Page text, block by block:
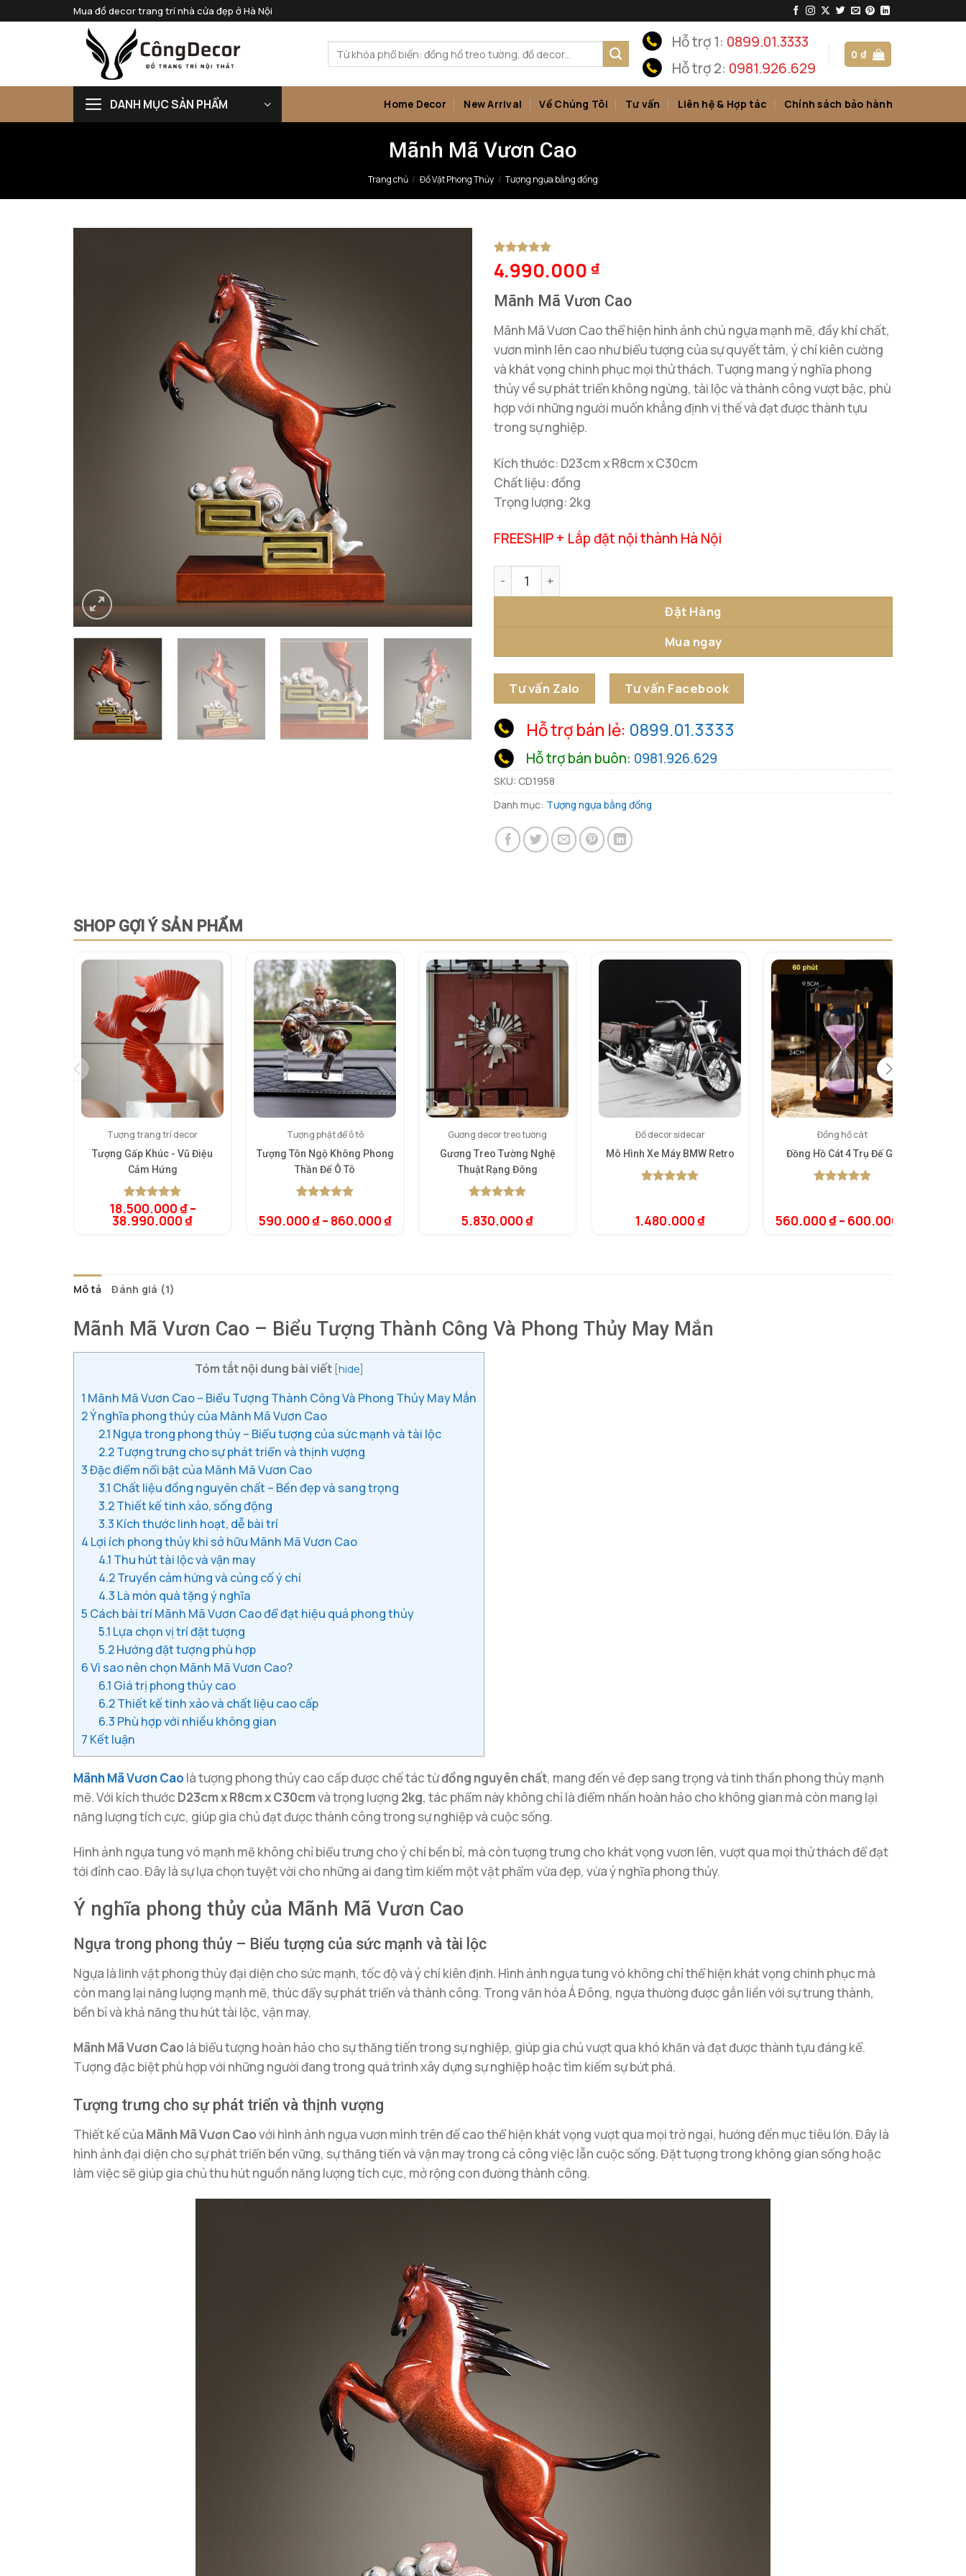
Mua đồ decor trang trí nhà cửa đẹp ở Hà Nội
kiếm:
Hỗ trợ 1: 0899.01.3333
Hỗ trợ 2: 0981.926.629
0₫
DANH MỤC SẢN PHẨM Home Decor New Arrival Về Chúng Tôi Tư vấn Liên hệ & Hợp tác Chính sách bảo hành
Mãnh Mã Vươn Cao
Trang chủ / Đồ Vật Phong Thủy / Tượng ngựa bằng đồng
5trên 5
dựa trên
1
4.990.000 ₫
Mãnh Mã Vươn Cao
Mãnh Mã Vươn Cao thể hiện hình ảnh chú ngựa mạnh mẽ, đầy khí chất,
vươn mình lên cao như biểu tượng của sự quyết tâm, ý chí kiên cường
và khát vọng chinh phục mọi thử thách. Tượng mang ý nghĩa phong
thủy về sự phát triển không ngừng, tài lộc và thành công vượt bậc, phù
hợp với những người muốn khẳng định vị thế và đạt được thành tựu
trong sự nghiệp.
Kích thước: D23cm x R8cm x C30cm
Chất liệu: đồng
Trọng lượng: 2kg
FREESHIP + Lắp đặt nội thành Hà Nội
Mãnh Mã Vươn Cao số lượng
Đặt Hàng
Mua ngay
Tư vấn Zalo Tư vấn Facebook
Hỗ trợ bán lẻ: 0899.01.3333
Hỗ trợ bán buôn: 0981.926.629
SKU: CD1958
Danh mục: Tượng ngựa bằng đồng
SHOP GỢI Ý SẢN PHẨM
Tượng trang trí decor
Tượng Gấp Khúc - Vũ Điệu
Cảm Hứng
5.00trên 5
dựa trên
1
18.500.000₫–
38.990.000₫
Tượng phật để ô tô
Tượng Tôn Ngộ Không Phong
Thần Để Ô Tô
dựa trên
590.000₫– 860.000₫
Gương decor treo tường
Gương Treo Tường Nghệ
Thuật Rạng Đông
dựa trên
5.830.000₫
Đồ decor sidecar
Mô Hình Xe Máy BMW Retro
đánh giá
1.480.000₫
Đồng hồ cát
Đồng Hồ Cát 4 Trụ Đế Gỗ
đánh giá
560.000₫– 600.000
Mô tả Đánh giá (1)
Mãnh Mã Vươn Cao – Biểu Tượng Thành Công Và Phong Thủy May Mắn
Tóm tắt nội dung bài viết [hide]
1 Mãnh Mã Vươn Cao – Biểu Tượng Thành Công Và Phong Thủy May Mắn
2Ý nghĩa phong thủy của Mãnh Mã Vươn Cao
2.1 Ngựa trong phong thủy – Biểu tượng của sức mạnh và tài lộc
2.2Tượng trưng cho sự phát triển và thịnh vượng
3Đặc điểm nổi bật của Mãnh Mã Vươn Cao
3.1 Chất liệu đồng nguyên chất – Bền đẹp và sang trọng
3.2Thiết kế tinh xảo, sống động
3.3 Kích thước linh hoạt, dễ bài trí
4 Lợi ích phong thủy khi sở hữu Mãnh Mã Vươn Cao
4.1 Thu hút tài lộc và vận may
4.2Truyền cảm hứng và củng cố ý chí
4.3 Là món quà tặng ý nghĩa
5 Cách bài trí Mãnh Mã Vươn Cao để đạt hiệu quả phong thủy
5.1 Lựa chọn vị trí đặt tượng
5.2Hướng đặt tượng phù hợp
6Vì sao nên chọn Mãnh Mã Vươn Cao?
6.1 Giá trị phong thủy cao
6.2Thiết kế tinh xảo và chất liệu cao cấp
6.3 Phù hợp với nhiều không gian
7 Kết luận
Mãnh Mã Vươn Caolà tượng phong thủy cao cấp được chế tác từđồng nguyên chất, mang đến vẻ đẹp sang trọng và tinh thần phong thủy mạnh
mẽ. Với kích thước D23cm x R8cm x C30cmvà trọng lượng 2kg, tác phẩm này không chỉ là điểm nhấn hoàn hảo cho không gian mà còn mang lại
năng lượng tích cực, giúp gia chủ đạt được thành công trong sự nghiệp và cuộc sống.
Hình ảnh ngựa tung vó mạnh mẽ không chỉ biểu trưng cho ý chí bền bỉ, mà còn tượng trưng cho khát vọng vươn lên, vượt qua mọi thử thách để đạt
tới đỉnh cao. Đây là sự lựa chọn tuyệt vời cho những ai đang tìm kiếm một vật phẩm vừa đẹp, vừa ý nghĩa phong thủy.
Ý nghĩa phong thủy của Mãnh Mã Vươn Cao
Ngựa trong phong thủy – Biểu tượng của sức mạnh và tài lộc
Ngựa là linh vật phong thủy đại diện cho sức mạnh, tốc độ và ý chí kiên định. Hình ảnh ngựa tung vó không chỉ thể hiện khát vọng chinh phục mà
còn mang lại năng lượng mạnh mẽ, thúc đẩy sự phát triển và thành công. Trong văn hóa Á Đông, ngựa thường được gắn liền với sự trung thành,
bền bỉ và khả năng thu hút tài lộc, vận may.
Mãnh Mã Vươn Cao là biểu tượng hoàn hảo cho sự thăng tiến trong sự nghiệp, giúp gia chủ vượt qua khó khăn và đạt được thành tựu đáng kể.
Tượng đặc biệt phù hợp với những người đang trong quá trình xây dựng sự nghiệp hoặc tìm kiếm sự bứt phá.
Tượng trưng cho sự phát triển và thịnh vượng
Thiết kế của Mãnh Mã Vươn Caovới hình ảnh ngựa vươn mình trên đế cao thể hiện khát vọng vượt qua mọi trở ngại, hướng đến mục tiêu lớn. Đây là
hình ảnh đại diện cho sự phát triển bền vững, sự thăng tiến và vận may trong cả công việc lẫn cuộc sống. Đặt tượng trong không gian sống hoặc
làm việc sẽ giúp gia chủ thu hút nguồn năng lượng tích cực, mở rộng con đường thành công.